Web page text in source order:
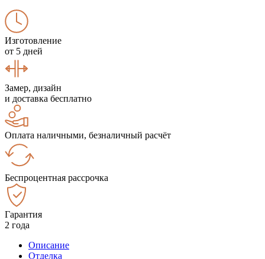
Изготовление
от 5 дней
Замер, дизайн
и доставка бесплатно
Оплата наличными, безналичный расчёт
Беспроцентная рассрочка
Гарантия
2 года
Описание
Отделка